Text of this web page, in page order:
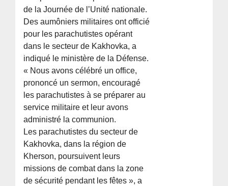
de la Journée de l’Unité nationale.
Des aumôniers militaires ont officié
pour les parachutistes opérant
dans le secteur de Kakhovka, a
indiqué le ministère de la Défense.
« Nous avons célébré un office,
prononcé un sermon, encouragé
les parachutistes à se préparer au
service militaire et leur avons
administré la communion.
Les parachutistes du secteur de
Kakhovka, dans la région de
Kherson, poursuivent leurs
missions de combat dans la zone
de sécurité pendant les fêtes », a